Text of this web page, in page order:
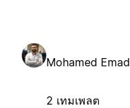
Mohamed Emad
2 เทมเพลต